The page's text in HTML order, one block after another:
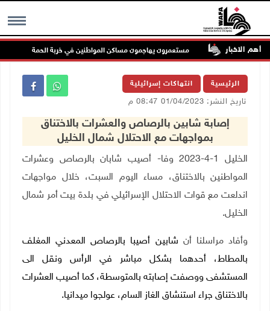
MENU أهم الاخبار مستعمرون يهاجمون مساكن المواطنين في خربة الحمة بالأغوار
الرئيسية انتهاكات إسرائيلية
تاريخ النشر: 01/04/2023 08:47 م
إصابة شابين بالرصاص والعشرات بالاختناق
بمواجهات مع الاحتلال شمال الخليل
الخليل 1-4-2023 وفا- أصيب شابان بالرصاص وعشرات
المواطنين بالاختناق، مساء اليوم السبت، خلال مواجهات
اندلعت مع قوات الاحتلال الإسرائيلي في بلدة بيت أمر شمال
الخليل.
وأفاد مراسلنا أن شابين أصيبا بالرصاص المعدني المغلف
بالمطاط، أحدهما بشكل مباشر في الرأس ونقل الى
المستشفى ووصفت إصابته بالمتوسطة، كما أصيب العشرات
بالاختناق جراء استنشاق الغاز السام، عولجوا ميدانيا.